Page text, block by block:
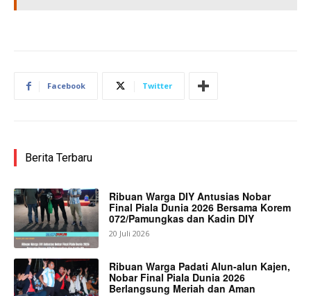
Facebook Twitter
Berita Terbaru
Ribuan Warga DIY Antusias Nobar
Final Piala Dunia 2026 Bersama Korem
072/Pamungkas dan Kadin DIY
20 Juli 2026
Ribuan Warga Padati Alun-alun Kajen,
Nobar Final Piala Dunia 2026
Berlangsung Meriah dan Aman